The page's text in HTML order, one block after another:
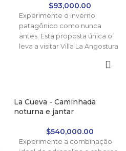
$93,000.00
Experimente o inverno
patagônico como nunca
antes. Esta proposta única o
leva a visitar Villa La Angostura
Bayo, em um ambiente de
para aqueles que desejam
combinar aventura, conforto e
um toque extra de distinção.
La Cueva - Caminhada
noturna e jantar
$540,000.00
Experimente a combinação